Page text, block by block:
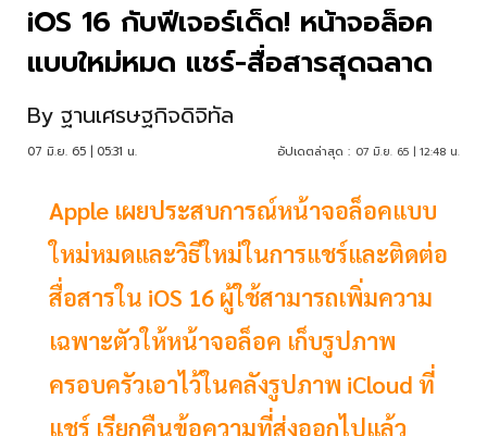
iOS 16 กับฟีเจอร์เด็ด! หน้าจอล็อค
แบบใหม่หมด แชร์-สื่อสารสุดฉลาด
By ฐานเศรษฐกิจดิจิทัล
07 มิ.ย. 65 | 05:31 น. อัปเดตล่าสุด : 07 มิ.ย. 65 | 12:48 น.
Apple เผยประสบการณ์หน้าจอล็อคแบบ
ใหม่หมดและวิธีใหม่ในการแชร์และติดต่อ
สื่อสารใน iOS 16 ผู้ใช้สามารถเพิ่มความ
เฉพาะตัวให้หน้าจอล็อค เก็บรูปภาพ
ครอบครัวเอาไว้ในคลังรูปภาพ iCloud ที่
แชร์ เรียกคืนข้อความที่ส่งออกไปแล้ว